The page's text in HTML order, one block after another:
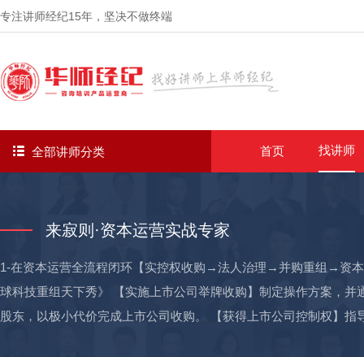
专注讲师经纪15年 ，坚决不做终端
全部讲师分类 首页 找讲师
来寂则·资本运营实战专家
1-在资本运营全流程闭环【实控权收购→法人治理→并购重组→资
球科技重组天下秀》 【实施上市公司举牌收购】制定操作方案，
股东，以极小代价完成上市公司收购。 【获得上市公司控制权】